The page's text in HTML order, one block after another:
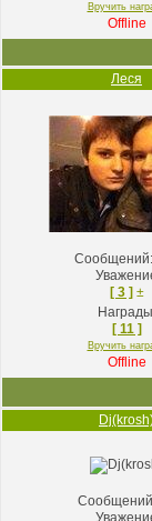
Вручить
Offline
Леся
Сообщений:
[ 3 ] ±
[ 11 ]
Вручить
Offline